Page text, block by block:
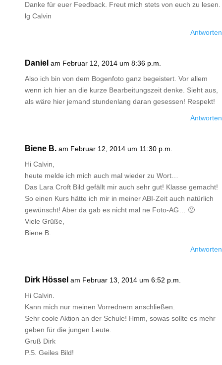
Danke für euer Feedback. Freut mich stets von euch zu lesen.
lg Calvin
Antworten
Daniel am Februar 12, 2014 um 8:36 p.m.
Also ich bin von dem Bogenfoto ganz begeistert. Vor allem
wenn ich hier an die kurze Bearbeitungszeit denke. Sieht aus,
als wäre hier jemand stundenlang daran gesessen! Respekt!
Antworten
Biene B. am Februar 12, 2014 um 11:30 p.m.
Hi Calvin,
heute melde ich mich auch mal wieder zu Wort…
Das Lara Croft Bild gefällt mir auch sehr gut! Klasse gemacht!
So einen Kurs hätte ich mir in meiner ABI-Zeit auch natürlich
gewünscht! Aber da gab es nicht mal ne Foto-AG… 🙁
Viele Grüße,
Biene B.
Antworten
Dirk Hössel am Februar 13, 2014 um 6:52 p.m.
Hi Calvin.
Kann mich nur meinen Vorrednern anschließen.
Sehr coole Aktion an der Schule! Hmm, sowas sollte es mehr
geben für die jungen Leute.
Gruß Dirk
P.S. Geiles Bild!